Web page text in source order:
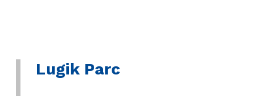
Lugik Parc